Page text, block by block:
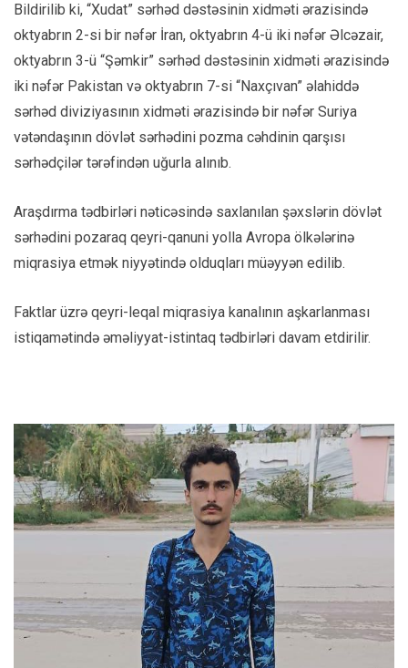
Bildirilib ki, “Xudat” sərhəd dəstəsinin xidməti ərazisində
oktyabrın 2-si bir nəfər İran, oktyabrın 4-ü iki nəfər Əlcəzair,
oktyabrın 3-ü “Şəmkir” sərhəd dəstəsinin xidməti ərazisində
iki nəfər Pakistan və oktyabrın 7-si “Naxçıvan” əlahiddə
sərhəd diviziyasının xidməti ərazisində bir nəfər Suriya
vətəndaşının dövlət sərhədini pozma cəhdinin qarşısı
sərhədçilər tərəfindən uğurla alınıb.
Araşdırma tədbirləri nəticəsində saxlanılan şəxslərin dövlət
sərhədini pozaraq qeyri-qanuni yolla Avropa ölkələrinə
miqrasiya etmək niyyətində olduqları müəyyən edilib.
Faktlar üzrə qeyri-leqal miqrasiya kanalının aşkarlanması
istiqamətində əməliyyat-istintaq tədbirləri davam etdirilir.